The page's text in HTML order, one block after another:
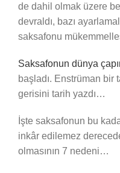
de dahil olmak üzere
devraldı, bazı
saksafonu
Saksafonun dünya
başladı. Enstrüman bir
gerisini tarih yazdı…
İşte saksafonun bu
inkâr edilemez
olmasının 7 nedeni…